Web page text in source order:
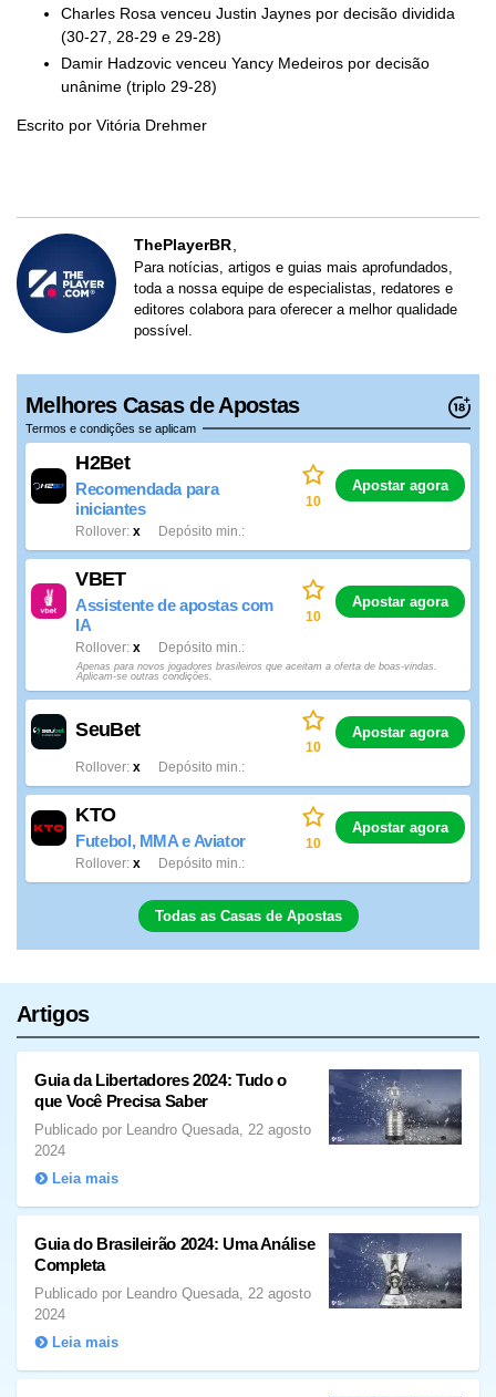
Charles Rosa venceu Justin Jaynes por decisão dividida
(30-27, 28-29 e 29-28)
Damir Hadzovic venceu Yancy Medeiros por decisão
unânime (triplo 29-28)
Escrito por Vitória Drehmer
ThePlayerBR
Para notícias, artigos e guias mais aprofundados,
toda a nossa equipe de especialistas, redatores e
editores colabora para oferecer a melhor qualidade
possível.
Melhores Casas de Apostas
Termos e condições se aplicam
H2Bet
Recomendada para
iniciantes
x
Rollover Depósito min.
10
Apostar agora
VBET
Assistente de apostas com
IA
x
Rollover Depósito min.
10
Apostar agora
Apenas para novos jogadores brasileiros que aceitam a oferta de boas-vindas.
Aplicam-se outras condições.
SeuBet
x
Rollover Depósito min.
10
Apostar agora
KTO
Futebol, MMA e Aviator
x
Rollover Depósito min.
10
Apostar agora
Todas as Casas de Apostas
Artigos
Guia da Libertadores 2024: Tudo o
que Você Precisa Saber
Publicado por Leandro Quesada, 22 agosto
2024
Leia mais
Guia do Brasileirão 2024: Uma Análise
Completa
Publicado por Leandro Quesada, 22 agosto
2024
Leia mais